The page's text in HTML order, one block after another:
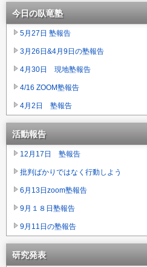
今日の臥竜塾
5月27日 塾報告
3月26日&4月9日の塾報告
4月30日 現地塾報告
4/16 ZOOM塾報告
4月2日 塾報告
活動報告
12月17日 塾報告
批判ばかりではなく行動しよう
6月13日zoom塾報告
9月１８日塾報告
9月11日の塾報告
研究発表